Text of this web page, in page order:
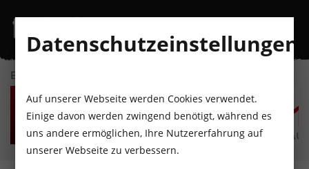
EVENTKALENDER
SA
8
AUGUST
SO
9
AUGUST
MO
10
AUGUST
DI
11
AUGUST
MI
12
AUGUST
Datenschutzeinstellungen
Auf unserer Webseite werden Cookies verwendet.
Einige davon werden zwingend benötigt, während es
uns andere ermöglichen, Ihre Nutzererfahrung auf
unserer Webseite zu verbessern.